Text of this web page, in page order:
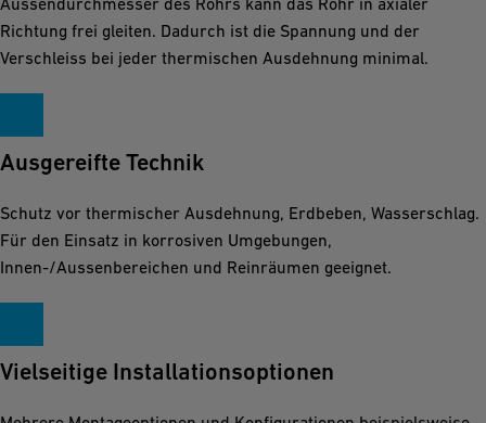
Richtung frei gleiten. Dadurch ist die Spannung und der
Verschleiss bei jeder thermischen Ausdehnung minimal.
Ausgereifte Technik
Schutz vor thermischer Ausdehnung, Erdbeben, Wasserschlag.
Für den Einsatz in korrosiven Umgebungen,
Innen-/Aussenbereichen und Reinräumen geeignet.
Vielseitige Installationsoptionen